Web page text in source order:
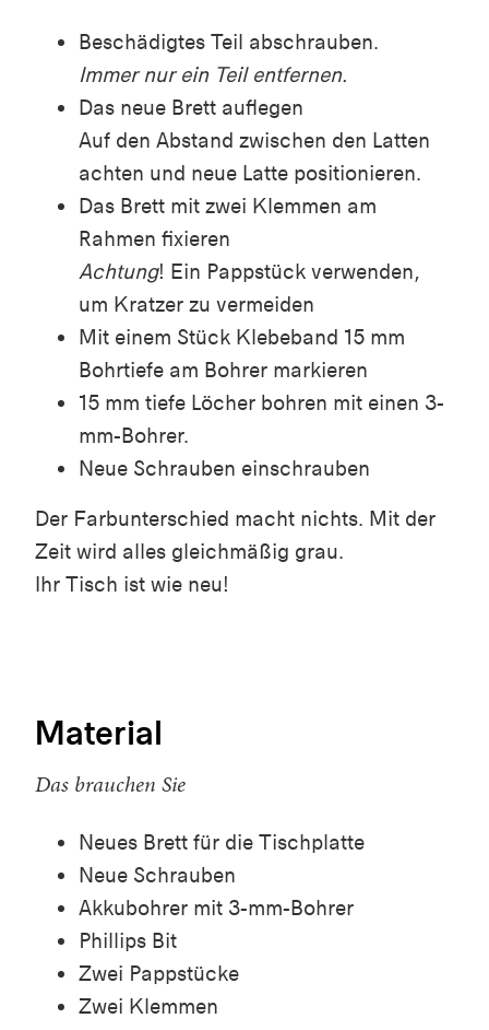
Beschädigtes Teil abschrauben.
Immer nur ein Teil entfernen.
Das neue Brett auflegen
Auf den Abstand zwischen den Latten
achten und neue Latte positionieren.
Das Brett mit zwei Klemmen am
Rahmen fixieren
Achtung! Ein Pappstück verwenden,
um Kratzer zu vermeiden
Mit einem Stück Klebeband 15 mm
Bohrtiefe am Bohrer markieren
15 mm tiefe Löcher bohren mit einen 3-
mm-Bohrer.
Neue Schrauben einschrauben
Der Farbunterschied macht nichts. Mit der
Zeit wird alles gleichmäßig grau.
Ihr Tisch ist wie neu!
Material
Das brauchen Sie
Neues Brett für die Tischplatte
Neue Schrauben
Akkubohrer mit 3-mm-Bohrer
Phillips Bit
Zwei Pappstücke
Zwei Klemmen